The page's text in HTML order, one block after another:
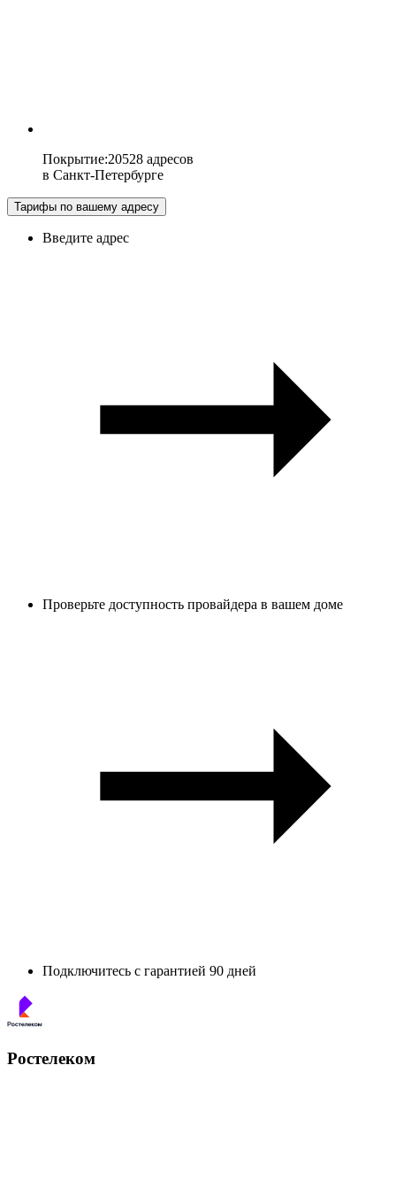
Покрытие:20528 адресов
в Санкт-Петербурге
Тарифы по вашему адресу
Введите адрес
Проверьте доступность провайдера в вашем доме
Подключитесь с гарантией 90 дней
Ростелеком